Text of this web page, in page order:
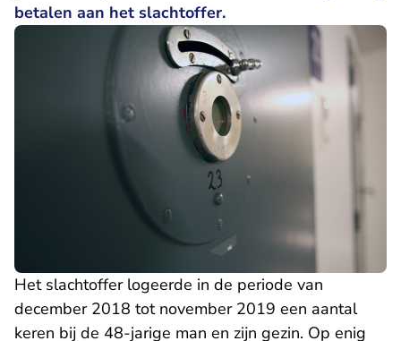
betalen aan het slachtoffer.
Het slachtoffer logeerde in de periode van
december 2018 tot november 2019 een aantal
keren bij de 48-jarige man en zijn gezin. Op enig